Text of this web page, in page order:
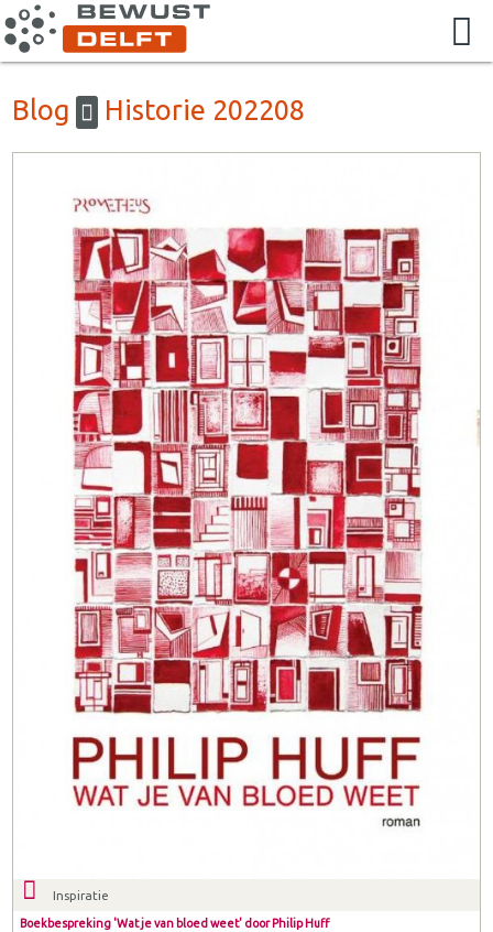
Blog Historie 202208
Inspiratie
Boekbespreking 'Wat je van bloed weet' door Philip Huff